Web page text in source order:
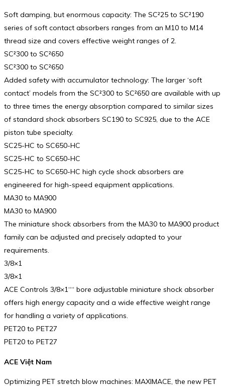
Soft damping, but enormous capacity: The SC²25 to SC²190
series of soft contact absorbers ranges from an M10 to M14
thread size and covers effective weight ranges of 2.
SC²300 to SC²650
SC²300 to SC²650
Added safety with accumulator technology: The larger ‘soft
contact’ models from the SC²300 to SC²650 are available with up
to three times the energy absorption compared to similar sizes
of standard shock absorbers SC190 to SC925, due to the ACE
piston tube specialty.
SC25-HC to SC650-HC
SC25-HC to SC650-HC
SC25-HC to SC650-HC high cycle shock absorbers are
engineered for high-speed equipment applications.
MA30 to MA900
MA30 to MA900
The miniature shock absorbers from the MA30 to MA900 product
family can be adjusted and precisely adapted to your
requirements.
3/8×1
3/8×1
ACE Controls 3/8×1““ bore adjustable miniature shock absorber
offers high energy capacity and a wide effective weight range
for handling a variety of applications.
PET20 to PET27
PET20 to PET27
ACE Việt Nam
Optimizing PET stretch blow machines: MAXIMACE, the new PET